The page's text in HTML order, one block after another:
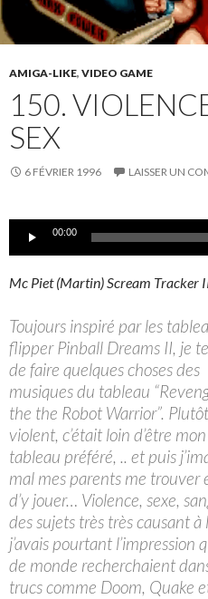
AMIGA-LIKE, VIDEO GAME
150.
SEX
6 FÉVRIER 1996 LAISSER UN
Lecteur00:00
Mc Piet (Martin) Scream Tracker
Toujours inspiré par les
flipper Pinball Dreams II, je
de faire quelques choses des
musiques du tableau
the the Robot Warrior”. Plutôt
violent, c’était loin d’être mon
tableau préféré, .. et puis
mal mes parents me trouver
d’y jouer… Violence, sexe,
des sujets très très causant
j’avais pourtant l’impression
de monde recherchaient
trucs comme Doom, Quake